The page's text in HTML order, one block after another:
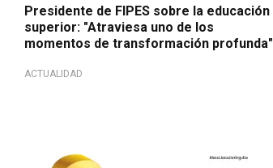
Presidente de FIPES sobre la educación
superior: "Atraviesa uno de los
momentos de transformación profunda"
ACTUALIDAD